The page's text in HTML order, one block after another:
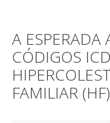
A ESPERADA
CÓDIGOS
FAMILIAR (HF)